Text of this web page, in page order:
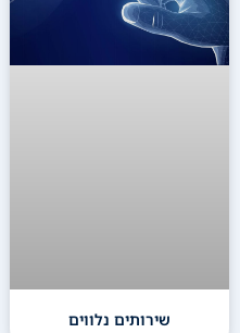
שירותים נלווים